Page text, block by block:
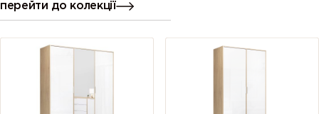
перейти до колекції